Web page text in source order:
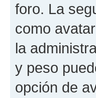
foro. La
como
la
y peso
opción de